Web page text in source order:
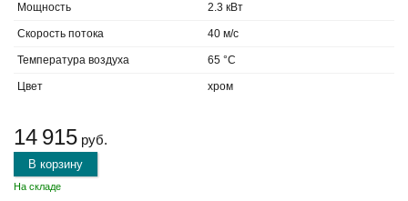
Мощность 2.3 кВт
Скорость потока 40 м/с
Температура воздуха 65 °C
Цвет хром
14 915 руб.
В корзину
На складе